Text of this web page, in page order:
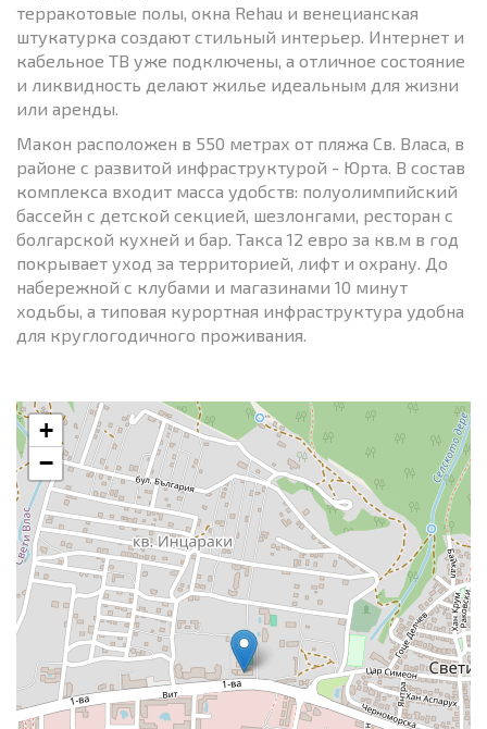
терракотовые полы, окна Rehau и венецианская
штукатурка создают стильный интерьер. Интернет и
кабельное ТВ уже подключены, а отличное состояние
и ликвидность делают жилье идеальным для жизни
или аренды.
Макон расположен в 550 метрах от пляжа Св. Власа, в
районе с развитой инфраструктурой - Юрта. В состав
комплекса входит масса удобств: полуолимпийский
бассейн с детской секцией, шезлонгами, ресторан с
болгарской кухней и бар. Такса 12 евро за кв.м в год
покрывает уход за территорией, лифт и охрану. До
набережной с клубами и магазинами 10 минут
ходьбы, а типовая курортная инфраструктура удобна
для круглогодичного проживания.
+
−